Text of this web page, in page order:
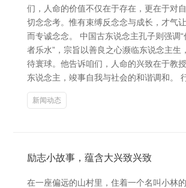
们，人命的价值不仅在于存在，更在于对
切念念考。惟有束缚反念念与成长，才气
而专诚念念。 中国古东说念主孔子则强调
者乐水”，宗旨以善良之心濒临东说念主生
待寰球。他告诉咱们，人命的兴致在于教
东说念主，竣事自我与社会的和谐调和。
新闻动态
励志小故事，蕴含大兴致兴致
在一座偏远的山村里，住着一个名叫小林